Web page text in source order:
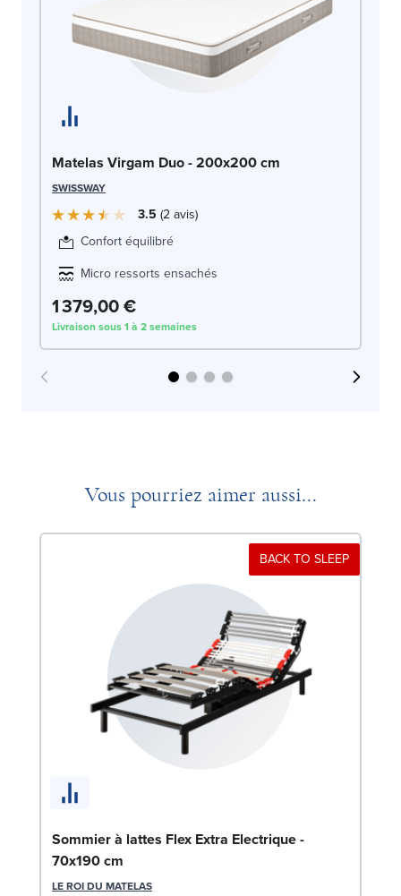
Matelas Virgam Duo - 200x200 cm
SWISSWAY
3.5 2avis
Confort équilibré
Micro ressorts ensachés
1 379,00 €
Livraison sous 1 à 2 semaines
Vous pourriez aimer aussi...
BACK TO SLEEP
Sommier à lattes Flex Extra Electrique -
70x190 cm
LE ROI DU MATELAS